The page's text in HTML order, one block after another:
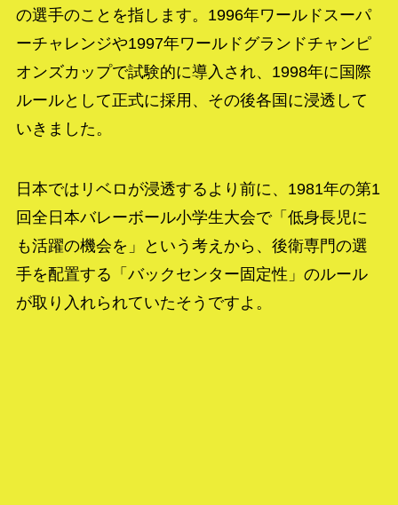
の選手のことを指します。1996年ワールドスーパ
ーチャレンジや1997年ワールドグランドチャンピ
オンズカップで試験的に導入され、1998年に国際
ルールとして正式に採用、その後各国に浸透して
いきました。
日本ではリベロが浸透するより前に、1981年の第1
回全日本バレーボール小学生大会で「低身長児に
も活躍の機会を」という考えから、後衛専門の選
手を配置する「バックセンター固定性」のルール
が取り入れられていたそうですよ。